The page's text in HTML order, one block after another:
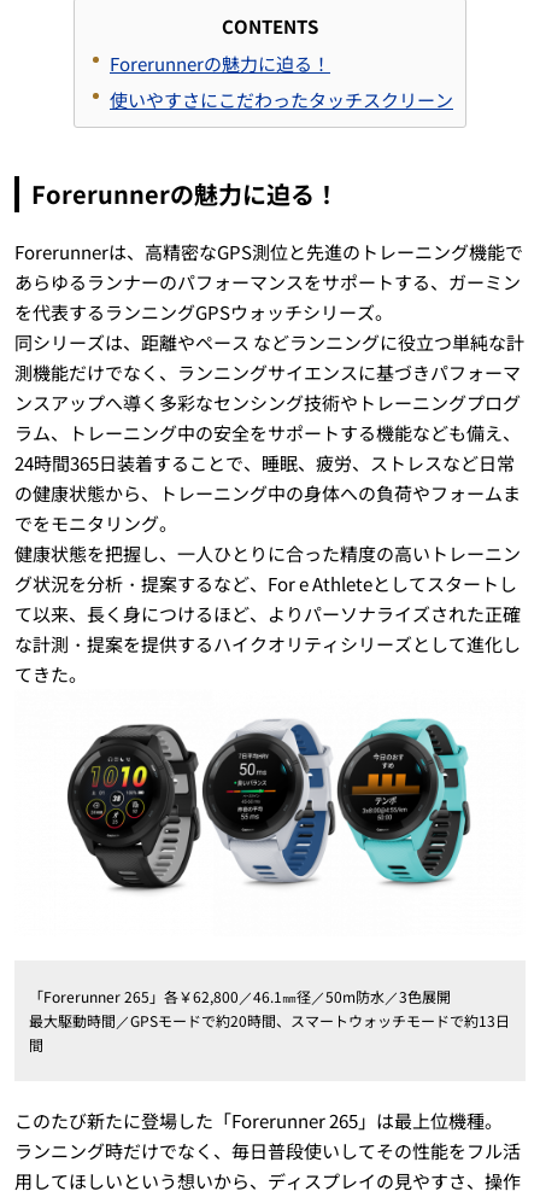
CONTENTS
Forerunnerの魅力に迫る！
使いやすさにこだわったタッチスクリーン
Forerunnerの魅力に迫る！
Forerunnerは、高精密なGPS測位と先進のトレーニング機能で
あらゆるランナーのパフォーマンスをサポートする、ガーミン
を代表するランニングGPSウォッチシリーズ。
同シリーズは、距離やペース などランニングに役立つ単純な計
測機能だけでなく、ランニングサイエンスに基づきパフォーマ
ンスアップへ導く多彩なセンシング技術やトレーニングプログ
ラム、トレーニング中の安全をサポートする機能なども備え、
24時間365日装着することで、睡眠、疲労、ストレスなど日常
の健康状態から、トレーニング中の身体への負荷やフォームま
でをモニタリング。
健康状態を把握し、一人ひとりに合った精度の高いトレーニン
グ状況を分析・提案するなど、For e Athleteとしてスタートし
て以来、長く身につけるほど、よりパーソナライズされた正確
な計測・提案を提供するハイクオリティシリーズとして進化し
てきた。
「Forerunner 265」各￥62,800／46.1㎜径／50m防水／3色展開
最大駆動時間／GPSモードで約20時間、スマートウォッチモードで約13日
間
このたび新たに登場した「Forerunner 265」は最上位機種。
ランニング時だけでなく、毎日普段使いしてその性能をフル活
用してほしいという想いから、ディスプレイの見やすさ、操作